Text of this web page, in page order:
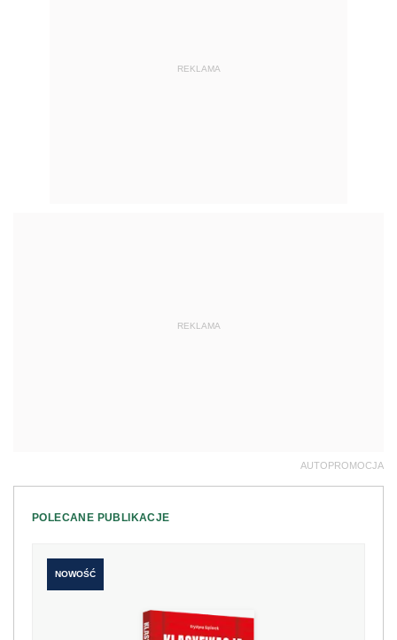
REKLAMA
REKLAMA
AUTOPROMOCJA
POLECANE PUBLIKACJE
NOWOŚĆ